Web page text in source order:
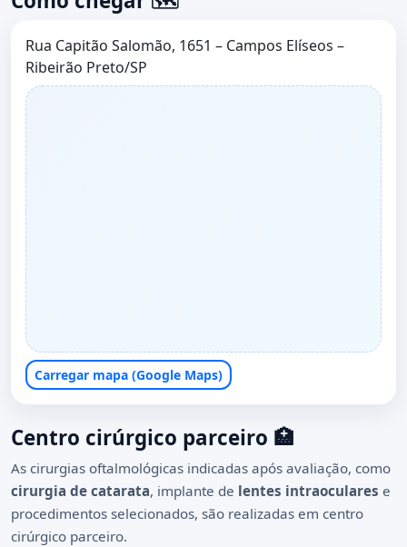
Rua Capitão Salomão, 1651 – Campos Elíseos –
Ribeirão Preto/SP
Carregar mapa (Google Maps)
Centro cirúrgico parceiro 🏥
As cirurgias oftalmológicas indicadas após avaliação, como
cirurgia de catarata, implante de lentes intraoculares e
procedimentos selecionados, são realizadas em centro
cirúrgico parceiro.